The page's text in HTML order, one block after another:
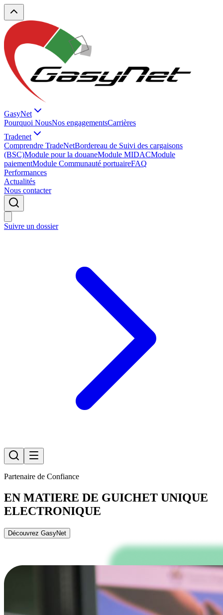
GasyNet
Pourquoi NousNos engagementsCarrières
Tradenet
Comprendre TradeNetBordereau de Suivi des cargaisons
(BSC)Module pour la douaneModule MIDACModule
paiementModule Communauté portuaireFAQ
Performances
Actualités
Nous contacter
Suivre un dossier
Partenaire de Confiance
EN MATIERE DE GUICHET UNIQUE
ELECTRONIQUE
Découvrez GasyNet